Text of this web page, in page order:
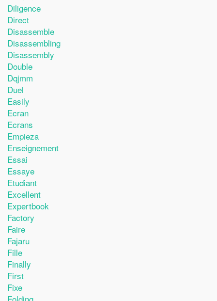
Diligence
Direct
Disassemble
Disassembling
Disassembly
Double
Dqjmm
Duel
Easily
Ecran
Ecrans
Empieza
Enseignement
Essai
Essaye
Etudiant
Excellent
Expertbook
Factory
Faire
Fajaru
Fille
Finally
First
Fixe